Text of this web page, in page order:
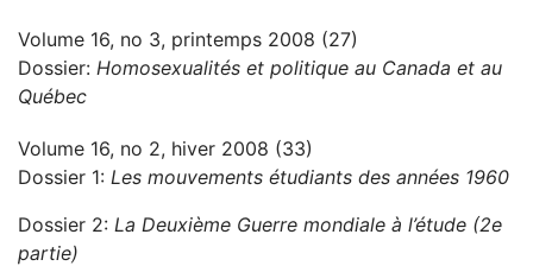
Volume 16, no 3, printemps 2008 (27)
Dossier: Homosexualités et politique au Canada et au
Québec
Volume 16, no 2, hiver 2008 (33)
Dossier 1: Les mouvements étudiants des années 1960
Dossier 2: La Deuxième Guerre mondiale à l’étude (2e
partie)